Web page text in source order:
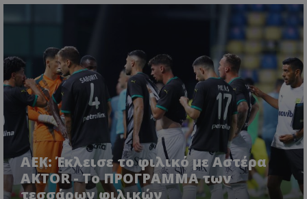
ΑΕΚ: Έκλεισε το φιλικό με Αστέρα
AKTOR - Το ΠΡΟΓΡΑΜΜΑ των
τεσσάρων φιλικών